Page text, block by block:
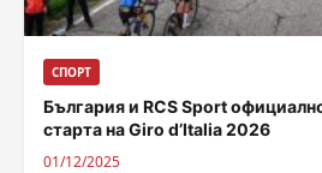
СПОРТ
България и RCS Sport
старта на Giro d’Italia 2026
01/12/2025